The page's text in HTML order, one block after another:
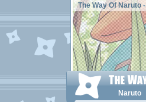
The Way Of Naruto-
Naruto